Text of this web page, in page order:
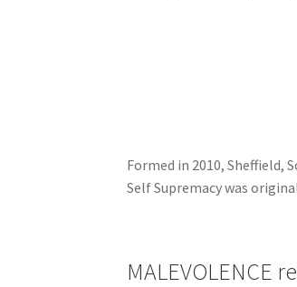
Formed in 2010, Sheffield,
Self Supremacy was
MALEVOLENCE